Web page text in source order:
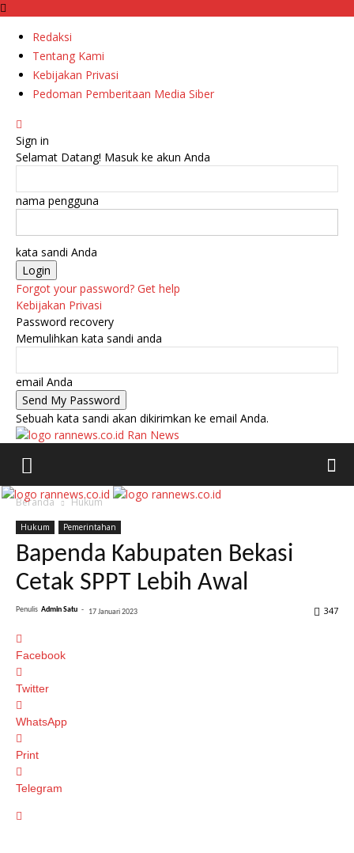
Redaksi
Tentang Kami
Kebijakan Privasi
Pedoman Pemberitaan Media Siber
Sign in
Selamat Datang! Masuk ke akun Anda
nama pengguna
kata sandi Anda
Forgot your password? Get help
Kebijakan Privasi
Password recovery
Memulihkan kata sandi anda
email Anda
Sebuah kata sandi akan dikirimkan ke email Anda.
Ran News
Beranda Hukum
Hukum Pemerintahan
Bapenda Kabupaten Bekasi
Cetak SPPT Lebih Awal
Penulis Admin Satu - 17 Januari 2023 347
Facebook
Twitter
WhatsApp
Print
Telegram